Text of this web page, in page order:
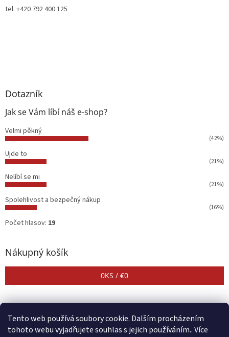
Tento web používá soubory cookie. Dalším procházením
tohoto webu vyjadřujete souhlas s jejich používáním.. Více
tel. +420 792 400 125
Dotazník
Jak se Vám líbí náš e-shop?
Velmi pěkný
(42%)
Ujde to
(21%)
Nelíbí se mi
(21%)
Spolehlivost a bezpečný nákup
(16%)
Počet hlasov: 19
Nákupný košík
0KS / €0